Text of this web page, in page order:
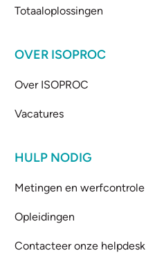
Totaaloplossingen
OVER ISOPROC
Over ISOPROC
Vacatures
HULP NODIG
Metingen en werfcontrole
Opleidingen
Contacteer onze helpdesk